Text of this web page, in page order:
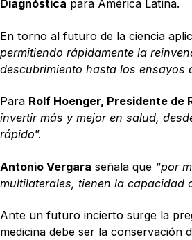
Diagnóstica para América Latina.
En torno al futuro de la ciencia
permitiendo rápidamente la
descubrimiento hasta los ensayos
Para Rolf Hoenger, Presidente de
invertir más y mejor en salud,
rápido”.
Antonio Vergara señala que “por
multilaterales, tienen la capacidad
Ante un futuro incierto surge la
medicina debe ser la conservación